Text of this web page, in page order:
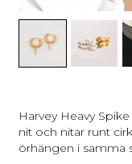
Harvey Heavy
nit och nitar runt
örhängen i samma